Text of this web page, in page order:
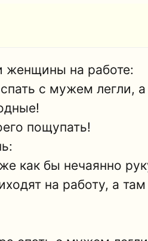
женщины на работе:
с мужем легли,
пощупать!
как бы нечаянно
на работу, а